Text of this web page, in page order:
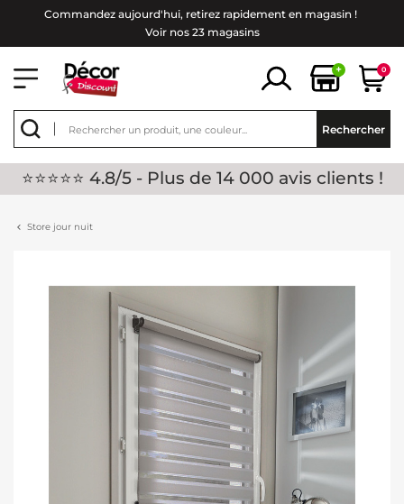
Commandez aujourd'hui, retirez rapidement en magasin !
Voir nos 23 magasins
+ 0
Rechercher
⭐⭐⭐⭐⭐ 4.8/5 - Plus de 14 000 avis clients !
Store jour nuit